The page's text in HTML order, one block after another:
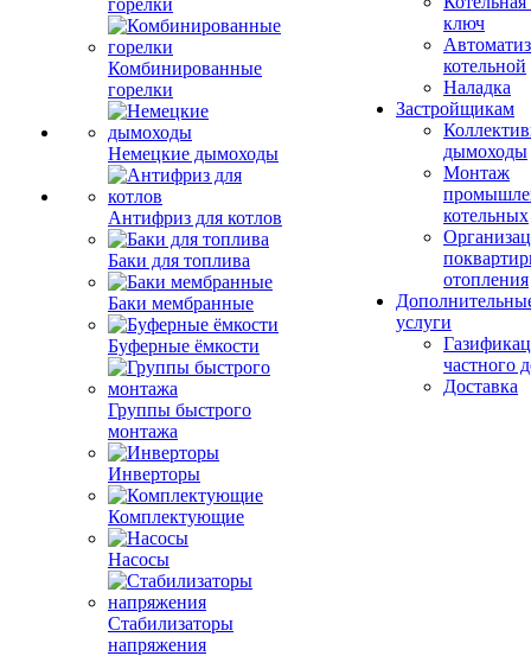
горелки
Комбинированные
горелки
Немецкие дымоходы
Антифриз для котлов
Баки для топлива
Баки мембранные
Буферные ёмкости
Группы быстрого
монтажа
Инверторы
Комплектующие
Насосы
Стабилизаторы
напряжения
ключ
котельной
Наладка
Застройщикам
дымоходы
Монтаж
котельных
отопления
услуги
частного
Доставка